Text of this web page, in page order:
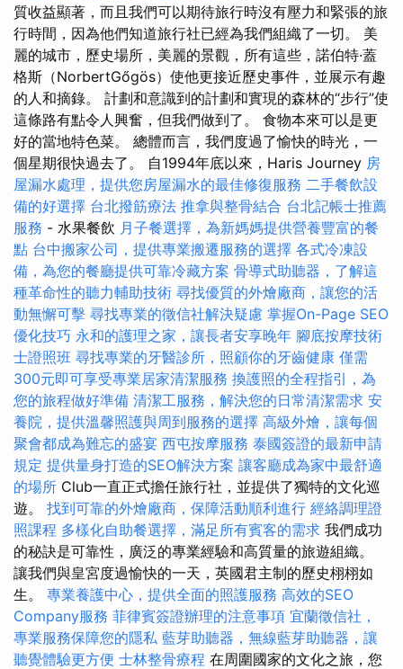
質收益顯著，而且我們可以期待旅行時沒有壓力和緊張的旅
行時間，因為他們知道旅行社已經為我們組織了一切。 美
麗的城市，歷史場所，美麗的景觀，所有這些，諾伯特·蓋
格斯（NorbertGőgös）使他更接近歷史事件，並展示有趣
的人和摘錄。 計劃和意識到的計劃和實現的森林的“步行”使
這條路有點令人興奮，但我們做到了。 食物本來可以是更
好的當地特色菜。 總體而言，我們度過了愉快的時光，一
個星期很快過去了。 自1994年底以來，Haris Journey 房
屋漏水處理，提供您房屋漏水的最佳修復服務 二手餐飲設
備的好選擇 台北撥筋療法 推拿與整骨結合 台北記帳士推薦
服務 - 水果餐飲 月子餐選擇，為新媽媽提供營養豐富的餐
點 台中搬家公司，提供專業搬遷服務的選擇 各式冷凍設
備，為您的餐廳提供可靠冷藏方案 骨導式助聽器，了解這
種革命性的聽力輔助技術 尋找優質的外燴廠商，讓您的活
動無懈可擊 尋找專業的徵信社解決疑慮 掌握On-Page SEO
優化技巧 永和的護理之家，讓長者安享晚年 腳底按摩技術
士證照班 尋找專業的牙醫診所，照顧你的牙齒健康 僅需
300元即可享受專業居家清潔服務 換護照的全程指引，為
您的旅程做好準備 清潔工服務，解決您的日常清潔需求 安
養院，提供溫馨照護與周到服務的選擇 高級外燴，讓每個
聚會都成為難忘的盛宴 西屯按摩服務 泰國簽證的最新申請
規定 提供量身打造的SEO解決方案 讓客廳成為家中最舒適
的場所 Club一直正式擔任旅行社，並提供了獨特的文化巡
遊。 找到可靠的外燴廠商，保障活動順利進行 經絡調理證
照課程 多樣化自助餐選擇，滿足所有賓客的需求 我們成功
的秘訣是可靠性，廣泛的專業經驗和高質量的旅遊組織。
讓我們與皇宮度過愉快的一天，英國君主制的歷史栩栩如
生。 專業養護中心，提供全面的照護服務 高效的SEO
Company服務 菲律賓簽證辦理的注意事項 宜蘭徵信社，
專業服務保障您的隱私 藍芽助聽器，無線藍芽助聽器，讓
聽覺體驗更方便 士林整骨療程 在周圍國家的文化之旅，您